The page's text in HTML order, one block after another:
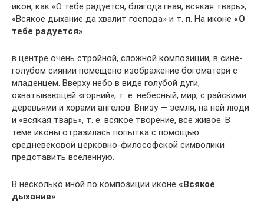
икон, как «О тебе радуется, благодатная, всякая тварь»,
«Всякое дыхание да хвалит господа» и т. п. На иконе «О
тебе радуется»
в центре очень стройной, сложной композиции, в сине-
голубом сиянии помещено изображение богоматери с
младенцем. Вверху небо в виде голубой дуги,
охватывающей «горний», т. е. небесный, мир, с райскими
деревьями и хорами ангелов. Внизу — земля, на ней люди
и «всякая тварь», т. е. всякое творение, все живое. В
теме иконы отразилась попытка с помощью
средневековой церковно-философской символики
представить вселенную.
В несколько иной по композиции иконе «Всякое
дыхание»